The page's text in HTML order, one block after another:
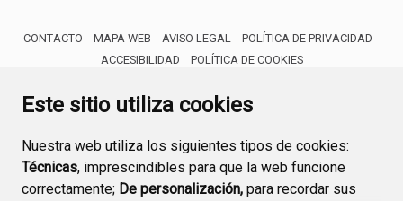
Este sitio utiliza cookies
Nuestra web utiliza los siguientes tipos de cookies:
Técnicas, imprescindibles para que la web funcione
correctamente; De personalización, para recordar sus
CONTACTO MAPA WEB AVISO LEGAL
POLÍTICA DE PRIVACIDAD
ACCESIBILIDAD
POLÍTICA DE COOKIES